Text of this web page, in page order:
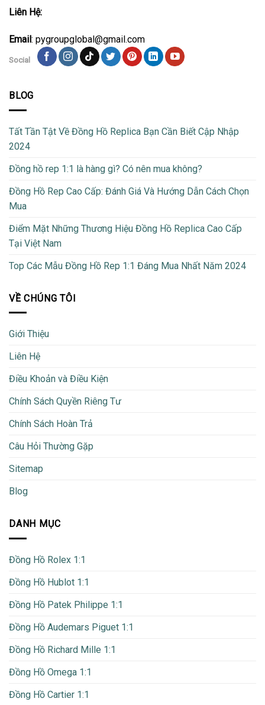
Liên Hệ:
Email: pygroupglobal@gmail.com
Social
BLOG
Tất Tần Tật Về Đồng Hồ Replica Bạn Cần Biết Cập Nhập
2024
Đồng hồ rep 1:1 là hàng gì? Có nên mua không?
Đồng Hồ Rep Cao Cấp: Đánh Giá Và Hướng Dẫn Cách Chọn
Mua
Điểm Mặt Những Thương Hiệu Đồng Hồ Replica Cao Cấp
Tại Việt Nam
Top Các Mẫu Đồng Hồ Rep 1:1 Đáng Mua Nhất Năm 2024
VỀ CHÚNG TÔI
Giới Thiệu
Liên Hệ
Điều Khoản và Điều Kiện
Chính Sách Quyền Riêng Tư
Chính Sách Hoàn Trả
Câu Hỏi Thường Gặp
Sitemap
Blog
DANH MỤC
Đồng Hồ Rolex 1:1
Đồng Hồ Hublot 1:1
Đồng Hồ Patek Philippe 1:1
Đồng Hồ Audemars Piguet 1:1
Đồng Hồ Richard Mille 1:1
Đồng Hồ Omega 1:1
Đồng Hồ Cartier 1:1